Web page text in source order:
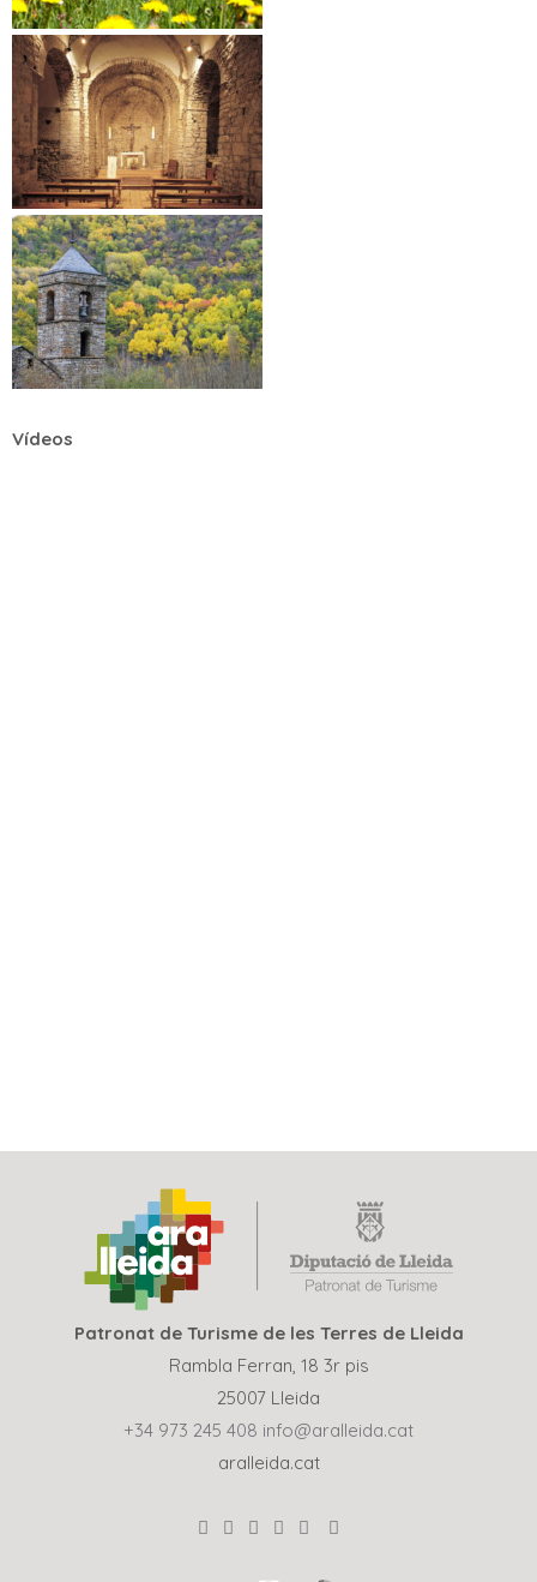
Vídeos
Patronat de Turisme de les Terres de Lleida
Rambla Ferran, 18 3r pis
25007 Lleida
+34 973 245 408 info@aralleida.cat
aralleida.cat